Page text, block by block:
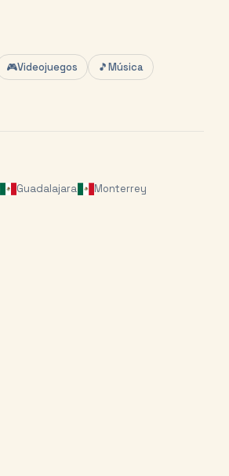
🎮Videojuegos 🎵Música
Guadalajara
Monterrey